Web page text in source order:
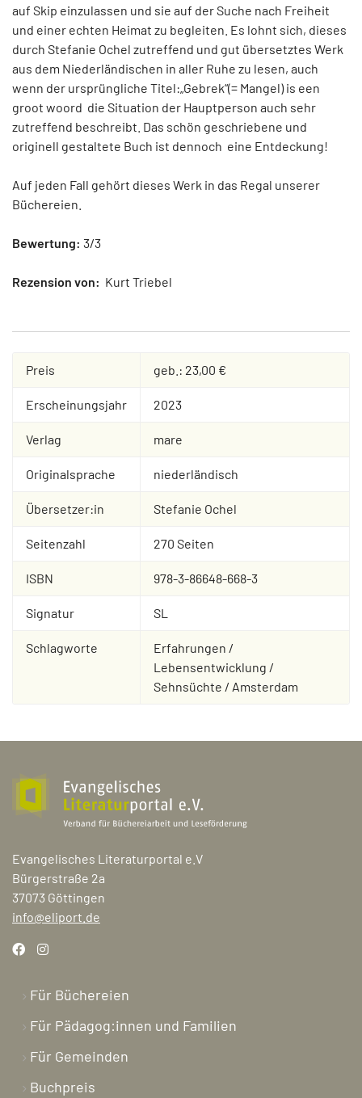
auf Skip einzulassen und sie auf der Suche nach Freiheit
und einer echten Heimat zu begleiten. Es lohnt sich, dieses
durch Stefanie Ochel zutreffend und gut übersetztes Werk
aus dem Niederländischen in aller Ruhe zu lesen, auch
wenn der ursprüngliche Titel:„Gebrek“(= Mangel) is een
groot woord die Situation der Hauptperson auch sehr
zutreffend beschreibt. Das schön geschriebene und
originell gestaltete Buch ist dennoch eine Entdeckung!
Auf jeden Fall gehört dieses Werk in das Regal unserer
Büchereien.
Bewertung: 3/3
Rezension von: Kurt Triebel
Preis geb.: 23,00 €
Erscheinungsjahr 2023
Verlag mare
Originalsprache niederländisch
Übersetzer:in Stefanie Ochel
Seitenzahl 270 Seiten
ISBN 978-3-86648-668-3
Signatur SL
Schlagworte
Erfahrungen /
Lebensentwicklung /
Sehnsüchte / Amsterdam
Evangelisches Literaturportal e.V
Bürgerstraße 2a
37073 Göttingen
info@eliport.de
Für Büchereien
Für Pädagog:innen und Familien
Für Gemeinden
Buchpreis